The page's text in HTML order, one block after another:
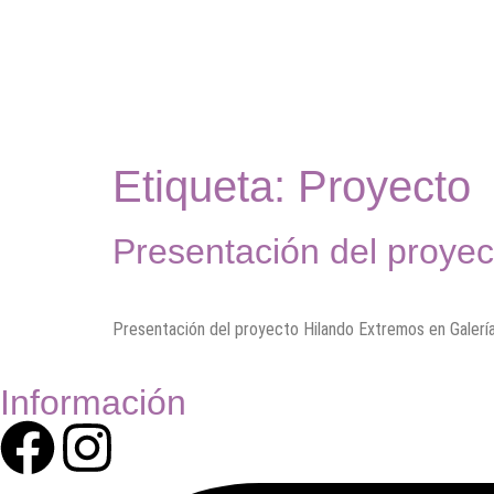
Etiqueta: Proyecto
Presentación del
Presentación del proyecto Hilando Extremos en
Información